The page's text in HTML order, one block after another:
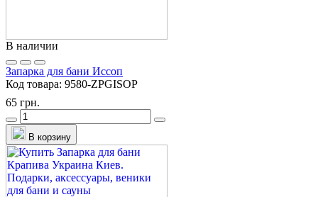
В наличии
Запарка для бани Иссоп
Код товара: 9580-ZPGISOP
65 грн.
В корзину